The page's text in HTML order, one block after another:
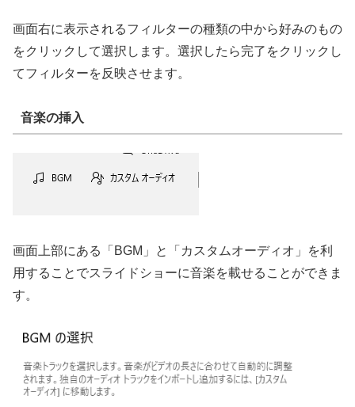
画面右に表示されるフィルターの種類の中から好みのもの
をクリックして選択します。選択したら完了をクリックし
てフィルターを反映させます。
音楽の挿入
画面上部にある「BGM」と「カスタムオーディオ」を利
用することでスライドショーに音楽を載せることができま
す。